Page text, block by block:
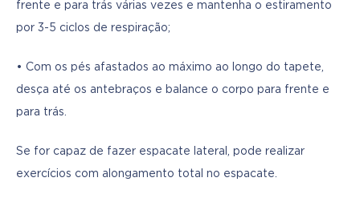
frente e para trás várias vezes e mantenha o estiramento
por 3-5 ciclos de respiração;
• Com os pés afastados ao máximo ao longo do tapete,
desça até os antebraços e balance o corpo para frente e
para trás.
Se for capaz de fazer espacate lateral, pode realizar
exercícios com alongamento total no espacate.